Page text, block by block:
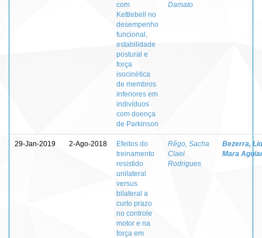
com
Kettlebell no
desempenho
funcional,
estabilidade
postural e
força
isocinética
de membros
inferiores em
indivíduos
com doença
de Parkinson
Damato
29-Jan-2019 2-Ago-2018
Efeitos do
treinamento
resistido
unilateral
versus
bilateral a
curto prazo
no controle
motor e na
força em
Rêgo, Sacha
Clael
Rodrigues
Bezerra,
Mara